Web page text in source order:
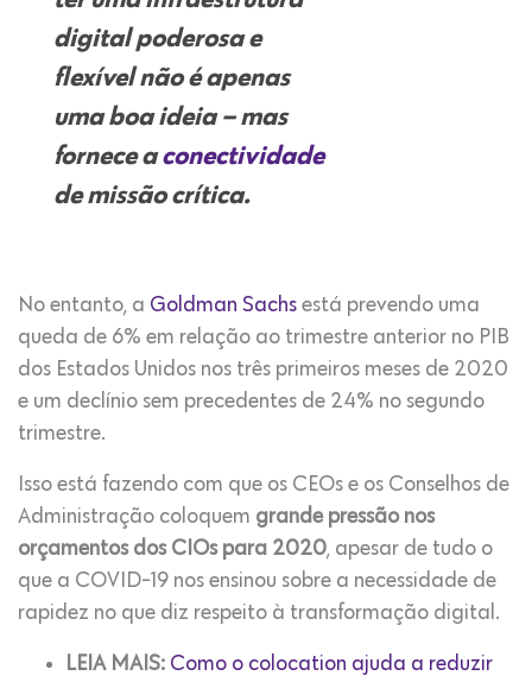
digital poderosa e
flexível não é apenas
uma boa ideia – mas
fornece aconectividade
de missão crítica.
No entanto, a Goldman Sachs está prevendo uma
queda de 6% em relação ao trimestre anterior no PIB
dos Estados Unidos nos três primeiros meses de 2020
e um declínio sem precedentes de 24% no segundo
trimestre.
Isso está fazendo com que os CEOs e os Conselhos de
Administração coloquem grande pressão nos
orçamentos dos CIOs para 2020, apesar de tudo o
que a COVID-19 nos ensinou sobre a necessidade de
rapidez no que diz respeito à transformação digital.
LEIA MAIS: Como o colocation ajuda a reduzir